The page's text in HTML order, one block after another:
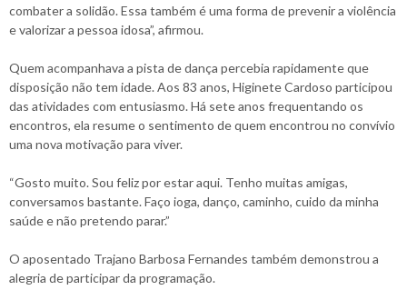
combater a solidão. Essa também é uma forma de prevenir a violência
e valorizar a pessoa idosa”, afirmou.
Quem acompanhava a pista de dança percebia rapidamente que
disposição não tem idade. Aos 83 anos, Higinete Cardoso participou
das atividades com entusiasmo. Há sete anos frequentando os
encontros, ela resume o sentimento de quem encontrou no convívio
uma nova motivação para viver.
“Gosto muito. Sou feliz por estar aqui. Tenho muitas amigas,
conversamos bastante. Faço ioga, danço, caminho, cuido da minha
saúde e não pretendo parar.”
O aposentado Trajano Barbosa Fernandes também demonstrou a
alegria de participar da programação.